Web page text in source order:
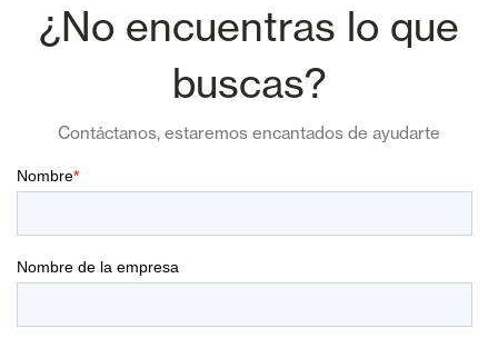
¿No encuentras lo que
buscas?
Contáctanos, estaremos encantados de ayudarte